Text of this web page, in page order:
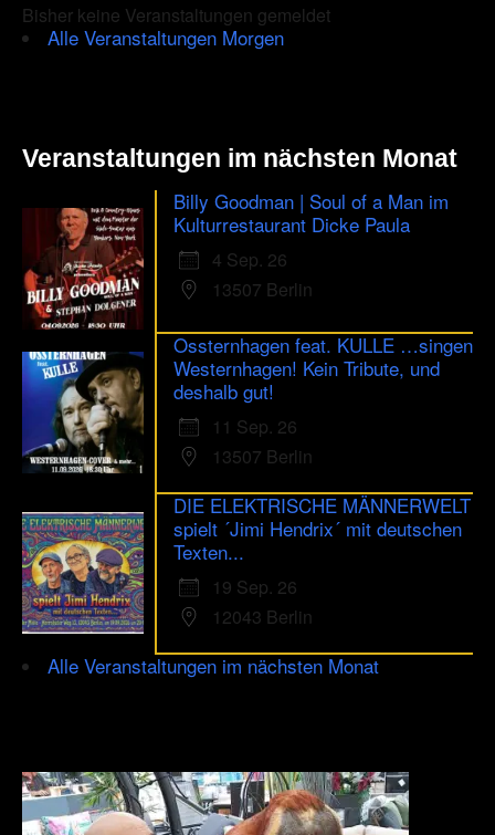
Bisher keine Veranstaltungen gemeldet
Alle Veranstaltungen Morgen
Veranstaltungen im nächsten Monat
Billy Goodman | Soul of a Man im
Kulturrestaurant Dicke Paula
4 Sep. 26
13507 Berlin
Ossternhagen feat. KULLE …singen
Westernhagen! Kein Tribute, und
deshalb gut!
11 Sep. 26
13507 Berlin
DIE ELEKTRISCHE MÄNNERWELT
spielt ´Jimi Hendrix´ mit deutschen
Texten...
19 Sep. 26
12043 Berlin
Alle Veranstaltungen im nächsten Monat